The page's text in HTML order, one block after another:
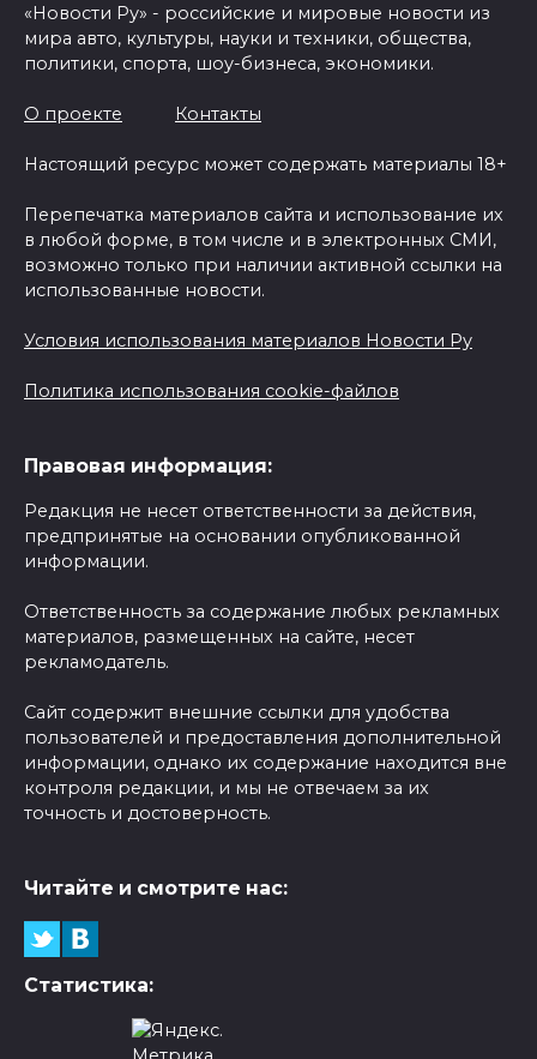
«Новости Ру» - российские и мировые новости из
мира авто, культуры, науки и техники, общества,
политики, спорта, шоу-бизнеса, экономики.
О проекте Контакты
Настоящий ресурс может содержать материалы 18+
Перепечатка материалов сайта и использование их
в любой форме, в том числе и в электронных СМИ,
возможно только при наличии активной ссылки на
использованные новости.
Условия использования материалов Новости Ру
Политика использования cookie-файлов
Правовая информация:
Редакция не несет ответственности за действия,
предпринятые на основании опубликованной
информации.
Ответственность за содержание любых рекламных
материалов, размещенных на сайте, несет
рекламодатель.
Сайт содержит внешние ссылки для удобства
пользователей и предоставления дополнительной
информации, однако их содержание находится вне
контроля редакции, и мы не отвечаем за их
точность и достоверность.
Читайте и смотрите нас:
Статистика: